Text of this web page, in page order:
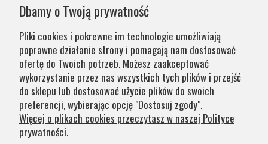
chęci zapewnienia jak najwyższej jakości produktu. W
przypadku części produktów wydłużony okres oczekiwania
na zamówienie jest zaznaczony w opisie. Wierzymy, że na
nasze lampy warto czasem poczekać.
Kategorie
Obsługa klienta
Dbamy o Twoją prywatność
Pliki cookies i pokrewne im technologie umożliwiają
poprawne działanie strony i pomagają nam dostosować
ofertę do Twoich potrzeb. Możesz zaakceptować
wykorzystanie przez nas wszystkich tych plików i przejść
do sklepu lub dostosować użycie plików do swoich
preferencji, wybierając opcję "Dostosuj zgody".
Więcej o plikach cookies przeczytasz w naszej Polityce
prywatności.